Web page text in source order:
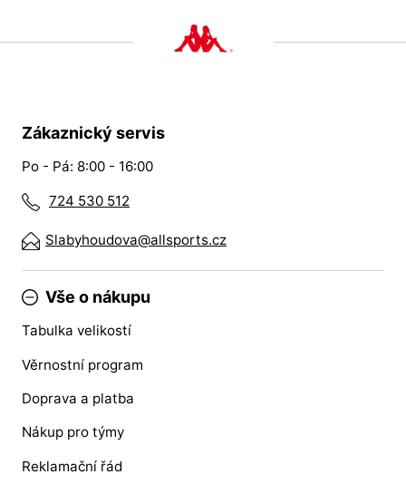
Zákaznický servis
Po - Pá: 8:00 - 16:00
724 530 512
Slabyhoudova@allsports.cz
Vše o nákupu
Tabulka velikostí
Věrnostní program
Doprava a platba
Nákup pro týmy
Reklamační řád